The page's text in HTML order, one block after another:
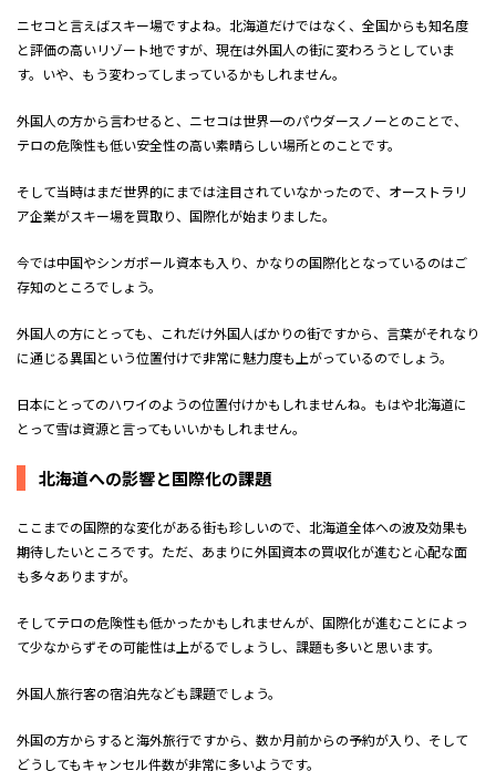
ニセコと言えばスキー場ですよね。北海道だけではなく、全国からも知名度
と評価の高いリゾート地ですが、現在は外国人の街に変わろうとしていま
す。いや、もう変わってしまっているかもしれません。
外国人の方から言わせると、ニセコは世界一のパウダースノーとのことで、
テロの危険性も低い安全性の高い素晴らしい場所とのことです。
そして当時はまだ世界的にまでは注目されていなかったので、オーストラリ
ア企業がスキー場を買取り、国際化が始まりました。
今では中国やシンガポール資本も入り、かなりの国際化となっているのはご
存知のところでしょう。
外国人の方にとっても、これだけ外国人ばかりの街ですから、言葉がそれなり
に通じる異国という位置付けで非常に魅力度も上がっているのでしょう。
日本にとってのハワイのようの位置付けかもしれませんね。もはや北海道に
とって雪は資源と言ってもいいかもしれません。
北海道への影響と国際化の課題
ここまでの国際的な変化がある街も珍しいので、北海道全体への波及効果も
期待したいところです。ただ、あまりに外国資本の買収化が進むと心配な面
も多々ありますが。
そしてテロの危険性も低かったかもしれませんが、国際化が進むことによっ
て少なからずその可能性は上がるでしょうし、課題も多いと思います。
外国人旅行客の宿泊先なども課題でしょう。
外国の方からすると海外旅行ですから、数か月前からの予約が入り、そして
どうしてもキャンセル件数が非常に多いようです。